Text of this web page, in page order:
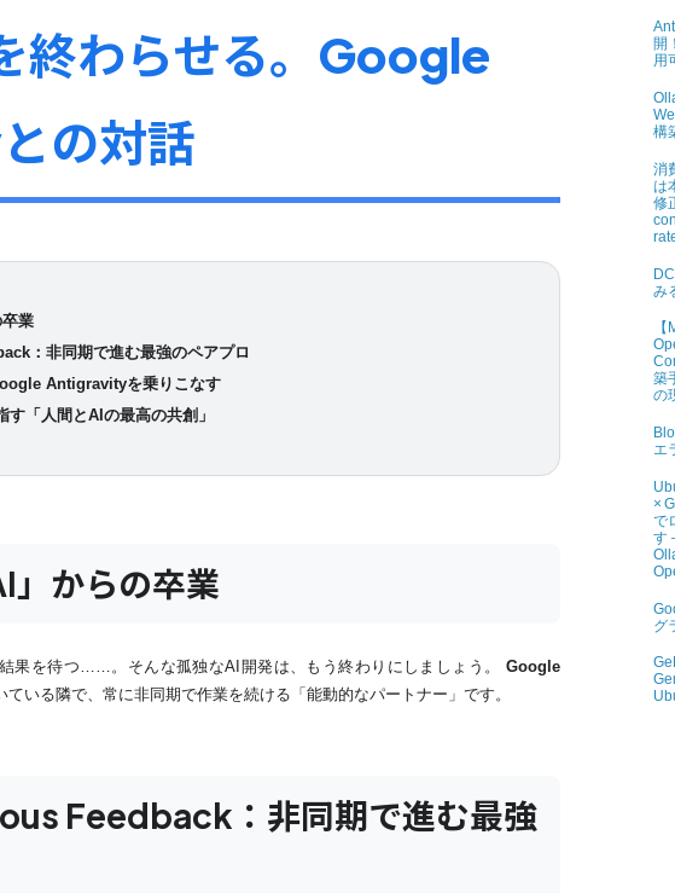
終わらせる。Google
の対話
業
：非同期で進む最強のペアプロ
Antigravityを乗りこなす
「人間とAIの最高の共創」
」からの卒業
果を待つ……。そんな孤独なAI開発は、もう終わりにしましょう。 Google
いる隣で、常に非同期で作業を続ける「能動的なパートナー」です。
Feedback：非同期で進む最強
開
用
構
消
は
修
み
築
の
エ
×
で
す
グ